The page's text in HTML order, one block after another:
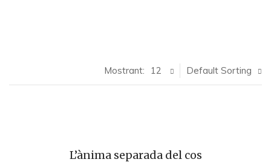
Default Sorting
Mostrant: 12
L’ànima separada del cos